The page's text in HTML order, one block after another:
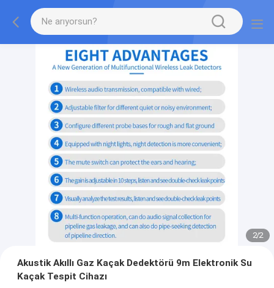
2/2
Akustik Akıllı Gaz Kaçak Dedektörü 9m Elektronik Su
Kaçak Tespit Cihazı